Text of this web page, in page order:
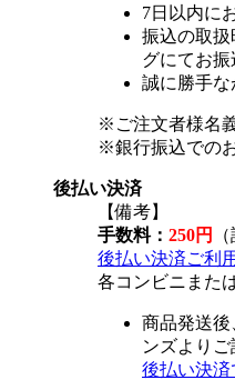
7日以内に
振込の取
グにてお振
誠に勝手な
※ご注文者様名
※銀行振込での
後払い決済
【備考】
手数料： 250円
後払い決済ご利
各コンビニまた
商品発送
ンズより
後払い決